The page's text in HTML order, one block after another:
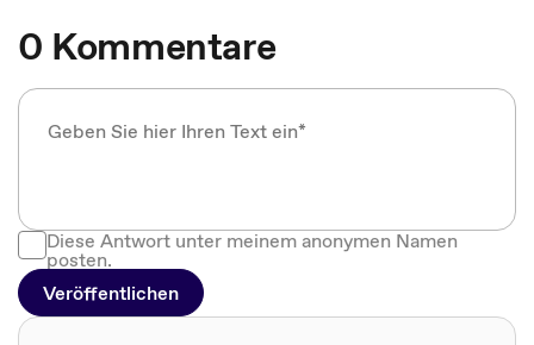
0 Kommentare
Diese Antwort unter meinem anonymen Namen
posten.
Veröffentlichen